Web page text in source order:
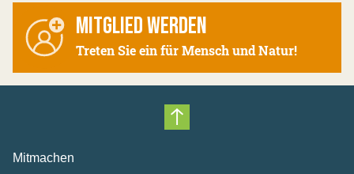
MITGLIED WERDEN
Treten Sie ein für Mensch und Natur!
Nach oben scrollen
Mitmachen